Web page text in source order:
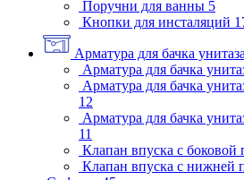
Поручни для ванны 5
Кнопки для инсталяций
Арматура для бачка унитаза
Арматура для бачка
Арматура для бачка
12
Арматура для бачка
11
Клапан впуска с боковой
Клапан впуска с нижней